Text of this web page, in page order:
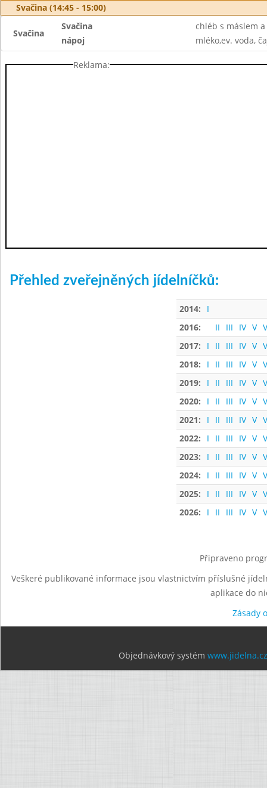
Svačina (14:45 - 15:00)
Svačina
Svačina
chléb s máslem
nápoj
mléko,ev. voda,
Reklama:
Přehled zveřejněných jídelníčků:
2014:
I
2016:
II III IV V
2017:
I II III IV V
2018:
I II III IV V
2019:
I II III IV V
2020:
I II III IV V
2021:
I II III IV V
2022:
I II III IV V
2023:
I II III IV V
2024:
I II III IV V
2025:
I II III IV V
2026:
I II III IV V
Připraveno
Veškeré publikované informace jsou vlastnictvím příslušné
aplikace do
Zásady
Objednávkový systém www.jidelna.cz